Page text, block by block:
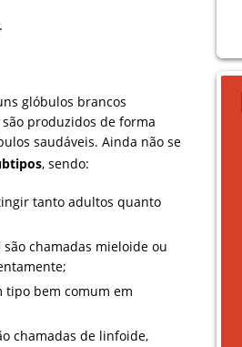
glóbulos brancos
produzidos de forma
saudáveis. Ainda não se
, sendo:
tanto adultos quanto
chamadas mieloide ou
tipo bem comum em
chamadas de linfoide,